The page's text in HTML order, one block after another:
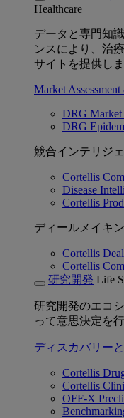
Healthcare
データと専門知
ンスにより、治
サイトを提供しま
Market
DRG Market
DRG
競合インテリジ
Cortellis
Disease
Cortellis
ディールメイキ
Cortellis
Cortellis
研究開発 Life
研究開発のエコ
って意思決定を
ディスカバリー
Cortellis
Cortellis
OFF-X